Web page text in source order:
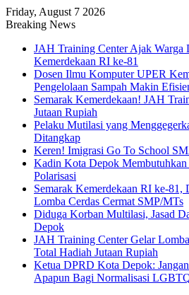
Friday, August 7 2026
Breaking News
JAH Training Center Ajak Warga
Kemerdekaan RI ke-81
Dosen Ilmu Komputer UPER
Pengelolaan Sampah Makin
Semarak Kemerdekaan! JAH
Jutaan Rupiah
Pelaku Mutilasi yang
Ditangkap
Keren! Imigrasi Go To School
Kadin Kota Depok
Polarisasi
Semarak Kemerdekaan RI ke-81,
Lomba Cerdas Cermat SMP/MTs
Diduga Korban Multilasi, Jasad
Depok
JAH Training Center Gelar
Total Hadiah Jutaan Rupiah
Ketua DPRD Kota Depok:
Apapun Bagi Normalisasi